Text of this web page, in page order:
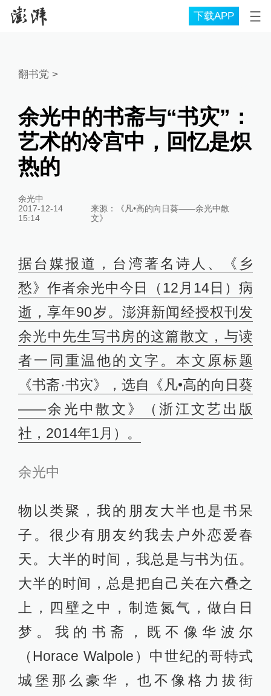
下载APP
翻书党 >
余光中的书斋与“书灾”：
艺术的冷宫中，回忆是炽
热的
余光中
2017-12-14
15:14
来源：
《凡•高的向日葵——余光中散
文》
据台媒报道，台湾著名诗人、《乡
愁》作者余光中今日（12月14日）病
逝，享年90岁。澎湃新闻经授权刊发
余光中先生写书房的这篇散文，与读
者一同重温他的文字。本文原标题
《书斋·书灾》，选自《凡•高的向日葵
——余光中散文》（浙江文艺出版
社，2014年1月）。
余光中
物以类聚，我的朋友大半也是书呆
子。很少有朋友约我去户外恋爱春
天。大半的时间，我总是与书为伍。
大半的时间，总是把自己关在六叠之
上，四壁之中，制造氮气，做白日
梦。我的书斋，既不像华波尔
（Horace Walpole）中世纪的哥特式
城堡那么豪华，也不像格力拔街